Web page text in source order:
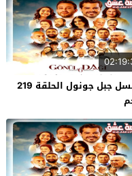
مسلسل جبل جونول الحلقة 219